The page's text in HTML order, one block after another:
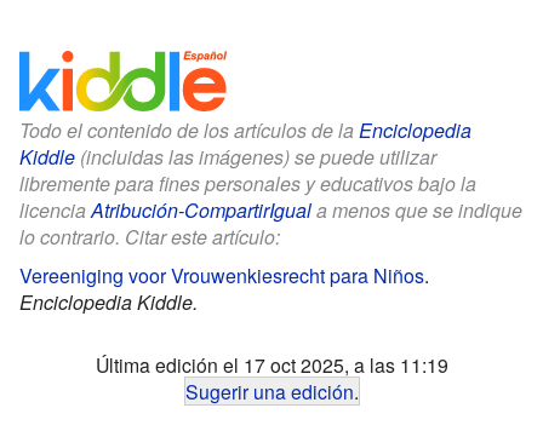
Todo el contenido de los artículos de la Enciclopedia
Kiddle (incluidas las imágenes) se puede utilizar
libremente para fines personales y educativos bajo la
licenciaAtribución-CompartirIguala menos que se indique
lo contrario. Citar este artículo:
Vereeniging voor Vrouwenkiesrecht para Niños.
Enciclopedia Kiddle.
Última edición el 17 oct 2025, a las 11:19
Sugerir una edición.